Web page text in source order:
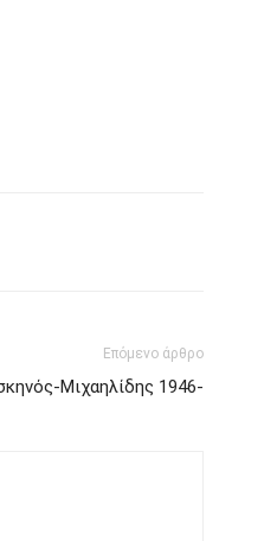
Επόμενο άρθρο
Μιχαηλίδης 1946-